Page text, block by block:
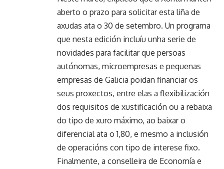
aberto o prazo para solicitar esta liña de
axudas ata o 30 de setembro. Un programa
que nesta edición incluíu unha serie de
novidades para facilitar que persoas
autónomas, microempresas e pequenas
empresas de Galicia poidan financiar os
seus proxectos, entre elas a flexibilización
dos requisitos de xustificación ou a rebaixa
do tipo de xuro máximo, ao baixar o
diferencial ata o 1,80, e mesmo a inclusión
de operacións con tipo de interese fixo.
Finalmente, a conselleira de Economía e